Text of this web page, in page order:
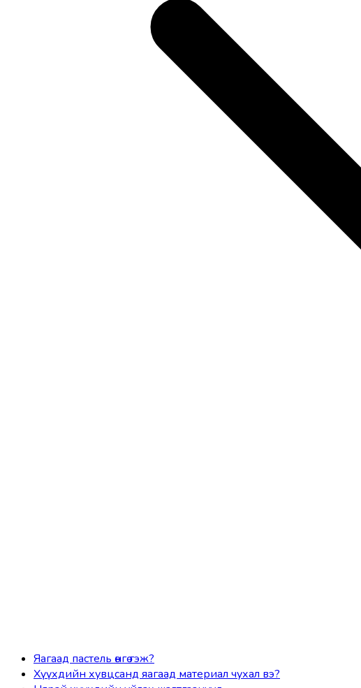
Яагаад пастель өнгө гэж?
Хүүхдийн хувцсанд яагаад материал чухал вэ?